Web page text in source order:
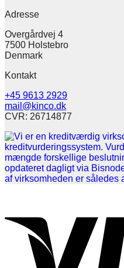
vare
flere
varianter.
Mulighederne
vælges
varesiden
Adresse
Overgårdvej 4
7500 Holstebro
Denmark
Kontakt
+45 9613 2929
mail@kinco.dk
CVR: 26714877